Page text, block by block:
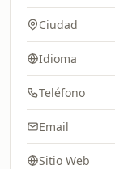
Ciudad
Idioma
Teléfono
Email
Sitio Web